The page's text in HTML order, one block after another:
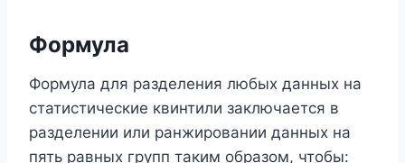
Формула
Формула для разделения любых данных на
статистические квинтили заключается в
разделении или ранжировании данных на
пять равных групп таким образом, чтобы: